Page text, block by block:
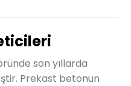
son yıllarda
Prekast betonun